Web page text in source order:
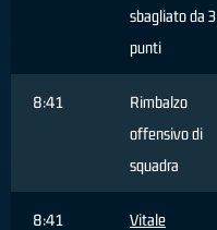
sbagliato da 3
punti
8:41
Rimbalzo
offensivo di
squadra
8:41
Vitale